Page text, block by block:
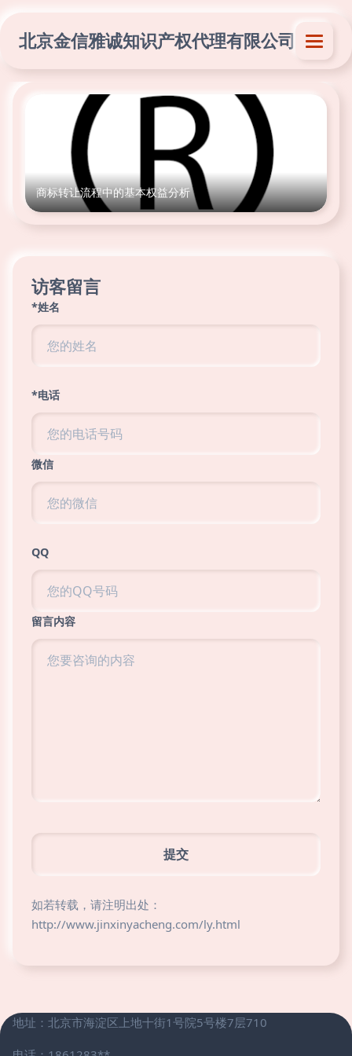
北京金信雅诚知识产权代理有限公司
商标转让流程中的基本权益分析
访客留言
*姓名
*电话
微信
QQ
留言内容
如若转载，请注明出处：
http://www.jinxinyacheng.com/ly.html
地址：北京市海淀区上地十街1号院5号楼7层710